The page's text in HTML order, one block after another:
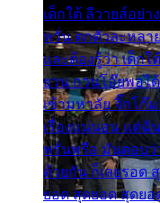
เด็กใต้ ลีวายส์อย่า
หวั่น ตกตัวละหลา
และต้องรู้ว่า เด็กใ
ยวน กวนโอ๊ยพอไ
เข้ามหาลัย จิ๊กโก๊
เรื่องแน่นอน แต่ฉั
พรั่นพรือ มันตอบว่
ด้วยกัน ก็เลยรอด
ยอด สุดยอด สุดย